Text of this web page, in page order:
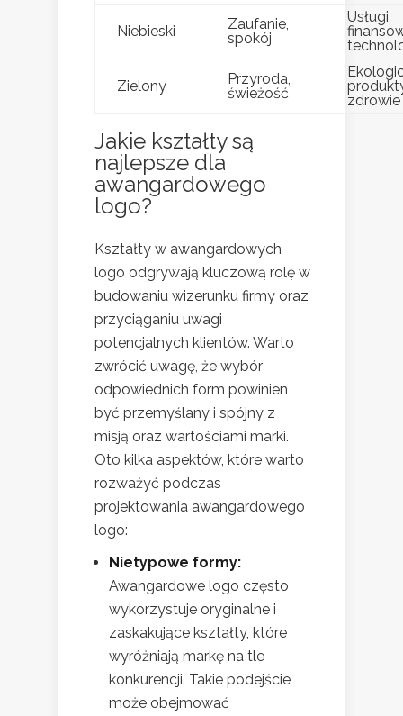
Niebieski
Zaufanie,
spokój
Usługi
Zielony
Przyroda,
świeżość
zdrowie
Jakie kształty są
najlepsze dla
awangardowego
logo?
Kształty w awangardowych
logo odgrywają kluczową rolę w
budowaniu wizerunku firmy oraz
przyciąganiu uwagi
potencjalnych klientów. Warto
zwrócić uwagę, że wybór
odpowiednich form powinien
być przemyślany i spójny z
misją oraz wartościami marki.
Oto kilka aspektów, które warto
rozważyć podczas
projektowania awangardowego
logo:
Nietypowe formy:
Awangardowe logo często
wykorzystuje oryginalne i
zaskakujące kształty, które
wyróżniają markę na tle
konkurencji. Takie podejście
może obejmować